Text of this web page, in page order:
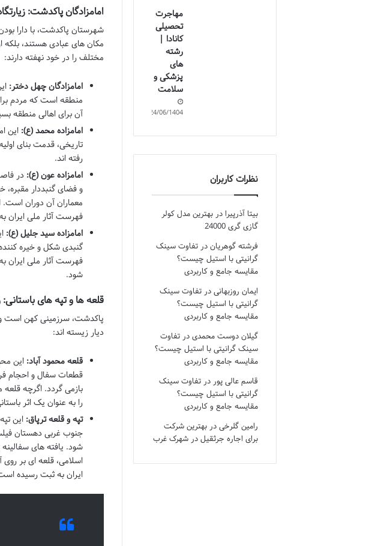
امامزادگان پاکدشت:
مکان های عبادی هستند، بلکه
مختلف را در خود نهفته دارند:
امامزادگان چهل دختر:
منطقه است که مردم
آن برای اهالی منطقه
امامزاده محمد (ع): این
تاریخی، قدمت بنای
رفته اند.
امامزاده عون (ع):
و فضای گنبددار
فهرست آثار ملی
امامزاده سید جلیل (ع):
فهرست آثار ملی ایران
شود.
قلعه ها و تپه های
پاکدشت، سرزمینی کهن است و
دیار زیسته اند:
قلعه محمود آباد: این
قطعات سفال و احجام
بازمی گردد. اگرچه
را به عنوان یک اثر
تپه و قلعه ترپاق: این
شود. یافته های
ایران به ثبت رسیده
مهاجرت
تحصیلی
کانادا |
رشته
های
پزشکی و
سلامت
24/06/1404
نظرات کاربران
بیتا آذرپیرا دربهترین مدل کولر
گازی گری 24000
فرشته گوهریان درتفاوت سینک
گرانیتی با استیل چیست؟
مقایسه جامع و کاربردی
ایمان روزبهانی درتفاوت سینک
گرانیتی با استیل چیست؟
مقایسه جامع و کاربردی
گیلان دوست محمدی درتفاوت
سینک گرانیتی با استیل چیست؟
مقایسه جامع و کاربردی
قاسم عالی پور درتفاوت سینک
گرانیتی با استیل چیست؟
مقایسه جامع و کاربردی
رامین گلرخی دربهترین شرکت
برای اجاره جرثقیل در شهرک غرب